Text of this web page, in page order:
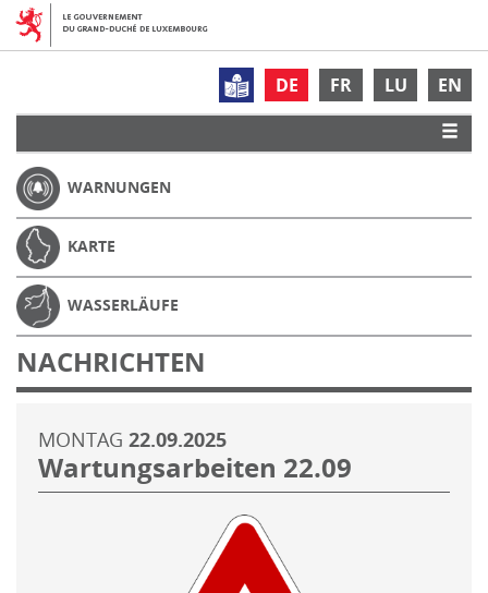
DE FR LU EN
WARNUNGEN
KARTE
WASSERLÄUFE
NACHRICHTEN
MONTAG 22.09.2025
Wartungsarbeiten 22.09